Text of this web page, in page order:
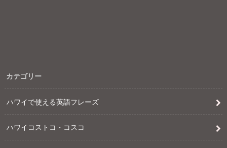
カテゴリー
ハワイで使える英語フレーズ
ハワイコストコ・コスコ